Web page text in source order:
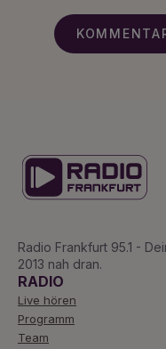
Radio Frankfurt 95.1 -
2013 nah dran.
RADIO
Live hören
Programm
Team